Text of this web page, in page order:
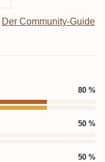
Der Community-Guide
80 %
50 %
50 %